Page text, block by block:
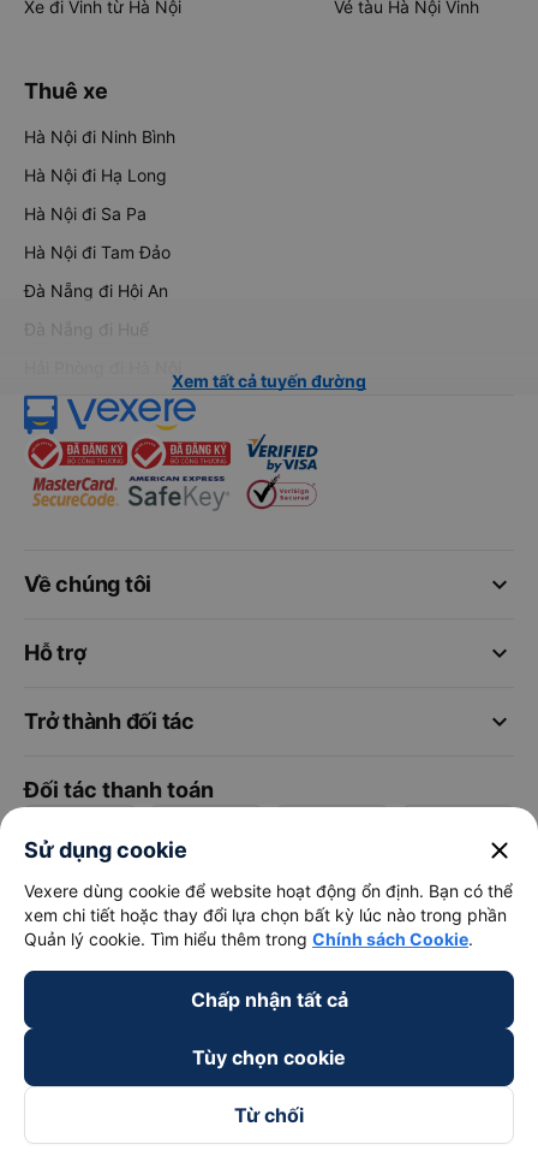
Xe đi Vinh từ Hà Nội
Vé tàu Hà Nội Vinh
Thuê xe
Hà Nội đi Ninh Bình
Hà Nội đi Hạ Long
Hà Nội đi Sa Pa
Hà Nội đi Tam Đảo
Đà Nẵng đi Hội An
Đà Nẵng đi Huế
Xem tất cả tuyến đường
keyboard_arrow_down
Về chúng tôi
keyboard_arrow_down
Hỗ trợ
keyboard_arrow_down
Trở thành đối tác
Đối tác thanh toán
Sử dụng cookie close
Vexere dùng cookie để website hoạt động ổn định. Bạn có thể
xem chi tiết hoặc thay đổi lựa chọn bất kỳ lúc nào trong phần
Quản lý cookie. Tìm hiểu thêm trong Chính sách Cookie.
Chấp nhận tất cả
Tùy chọn cookie
Từ chối